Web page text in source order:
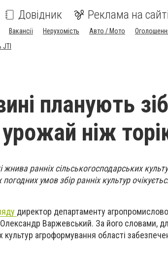
Довідник Реклама на сайті
Вакансії Нерухомість Авто / Мото
JTI
планують
ніж
жнива ранніх сільськогосподарських
умов збір ранніх культур
директор департаменту
Олександр Варжевський. За його словами,
культур агроформування області